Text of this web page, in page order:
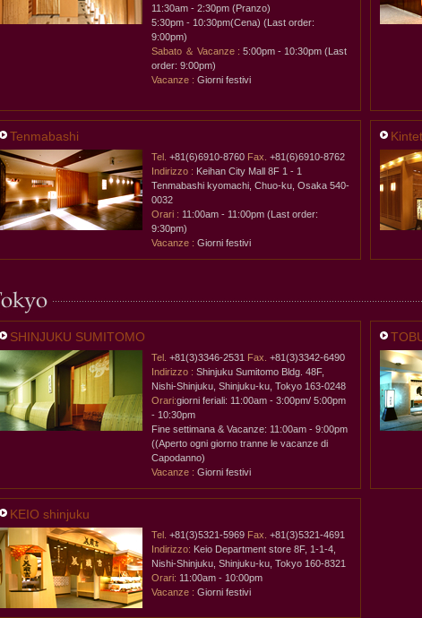
11:30am - 2:30pm (Pranzo)
5:30pm - 10:30pm(Cena) (Last order:
9:00pm)
Sabato ＆ Vacanze : 5:00pm - 10:30pm (Last
order: 9:00pm)
Vacanze : Giorni festivi
Tenmabashi
Tel. +81(6)6910-8760 Fax. +81(6)6910-8762
Indirizzo : Keihan City Mall 8F 1 - 1
Tenmabashi kyomachi, Chuo-ku, Osaka 540-
0032
Orari : 11:00am - 11:00pm (Last order:
9:30pm)
Vacanze : Giorni festivi
SHINJUKU SUMITOMO
Tel. +81(3)3346-2531 Fax. +81(3)3342-6490
Indirizzo : Shinjuku Sumitomo Bldg. 48F,
Nishi-Shinjuku, Shinjuku-ku, Tokyo 163-0248
Orari:giorni feriali: 11:00am - 3:00pm/ 5:00pm
- 10:30pm
Fine settimana & Vacanze: 11:00am - 9:00pm
((Aperto ogni giorno tranne le vacanze di
Capodanno)
Vacanze : Giorni festivi
KEIO shinjuku
Tel. +81(3)5321-5969 Fax. +81(3)5321-4691
Indirizzo: Keio Department store 8F, 1-1-4,
Nishi-Shinjuku, Shinjuku-ku, Tokyo 160-8321
Orari: 11:00am - 10:00pm
Vacanze : Giorni festivi